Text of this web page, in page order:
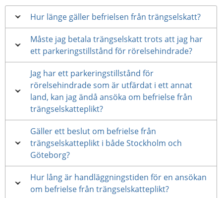
Hur länge gäller befrielsen från trängselskatt?
Måste jag betala trängselskatt trots att jag har
ett parkeringstillstånd för rörelsehindrade?
Jag har ett parkeringstillstånd för
rörelsehindrade som är utfärdat i ett annat
land, kan jag ändå ansöka om befrielse från
trängselskatteplikt?
Gäller ett beslut om befrielse från
trängselskatteplikt i både Stockholm och
Göteborg?
Hur lång är handläggningstiden för en ansökan
om befrielse från trängselskatteplikt?